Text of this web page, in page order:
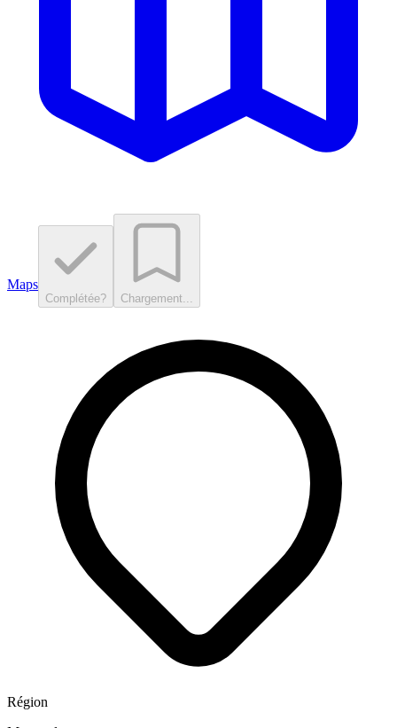
Maps
Complétée? Chargement...
Région